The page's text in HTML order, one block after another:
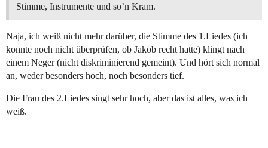
Stimme, Instrumente und so’n Kram.
Naja, ich weiß nicht mehr darüber, die Stimme des 1.Liedes (ich
konnte noch nicht überprüfen, ob Jakob recht hatte) klingt nach
einem Neger (nicht diskriminierend gemeint). Und hört sich normal
an, weder besonders hoch, noch besonders tief.
Die Frau des 2.Liedes singt sehr hoch, aber das ist alles, was ich
weiß.